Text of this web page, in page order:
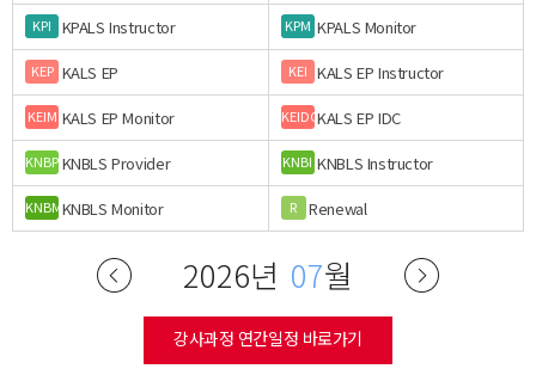
KPI KPALS Instructor KPM KPALS Monitor
KEP KALS EP KEI KALS EP Instructor
KEIM KALS EP Monitor KEIDCKALS EP IDC
KNBPKNBLS Provider KNBI KNBLS Instructor
KNBMKNBLS Monitor R Renewal
2026년 07월
강사과정 연간일정 바로가기